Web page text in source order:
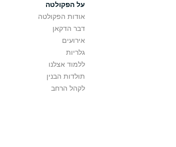
על הפקולטה
אודות הפקולטה
דבר הדקאן
אירועים
גלריות
ללמוד אצלנו
תולדות הבנין
לקהל הרחב